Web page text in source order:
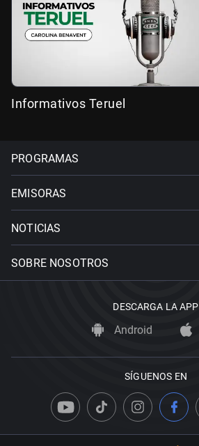
Informativos Teruel
PROGRAMAS
EMISORAS
NOTICIAS
SOBRE NOSOTROS
DESCARGA LA APP
Android
SÍGUENOS EN